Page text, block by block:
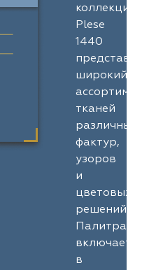
коллекции
Plese
1440
широкий
тканей
различных
фактур,
узоров
и
цветовых
решений.
Палитра
включает
в